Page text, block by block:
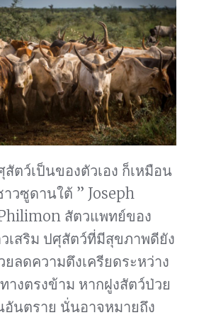
ตว์เป็นของตัวเอง ก็เหมือน
วซูดานใต้ ” Joseph
สัตวแพทย์ของ
วเสริม ปศุสัตว์ที่มีสุขภาพดียัง
ยลดความตึงเครียดระหว่าง
างตรงข้าม หากฝูงสัตว์ป่วย
อันตราย นั่นอาจหมายถึง